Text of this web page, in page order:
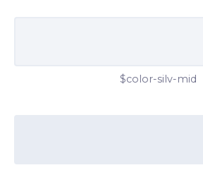
$color-silv-mid